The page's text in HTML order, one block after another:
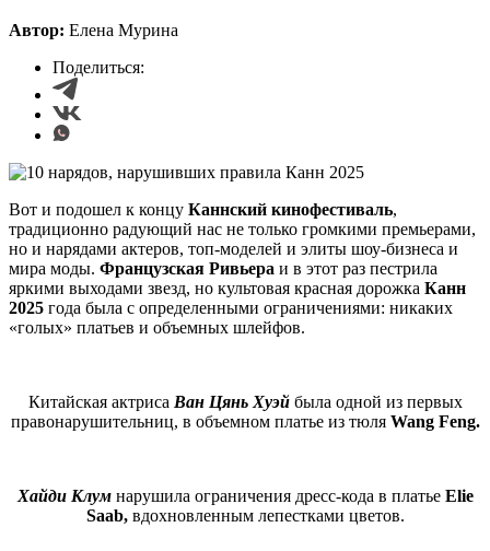
Автор: Елена Мурина
Поделиться:
Вот и подошел к концу Каннский кинофестиваль,
традиционно радующий нас не только громкими премьерами,
но и нарядами актеров, топ-моделей и элиты шоу-бизнеса и
мира моды. Французская Ривьера и в этот раз пестрила
яркими выходами звезд, но культовая красная дорожка Канн
2025 года была с определенными ограничениями: никаких
«голых» платьев и объемных шлейфов.
Китайская актриса Ван Цянь Хуэйбыла одной из первых
правонарушительниц, в объемном платье из тюля Wang Feng.
Хайди Клумнарушила ограничения дресс-кода в платье Elie
Saab, вдохновленным лепестками цветов.